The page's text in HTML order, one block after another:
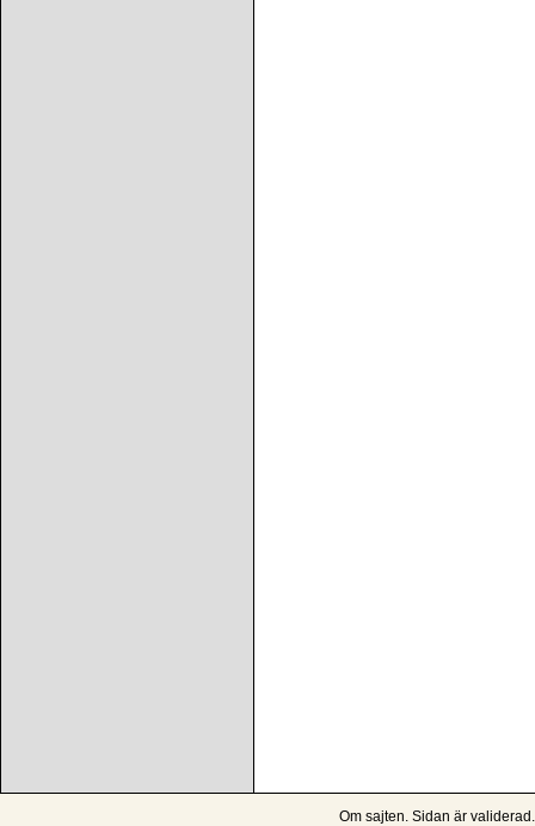
Om sajten. Sidan är validerad